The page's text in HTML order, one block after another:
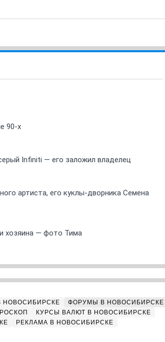
90-х
Infiniti — его заложил владелец
артиста, его куклы-дворника Семена
хозяина — фото Тима
НОВОСИБИРСКЕ
ФОРУМЫ В НОВОСИБИРСКЕ
КУРСЫ ВАЛЮТ В НОВОСИБИРСКЕ
РЕКЛАМА В НОВОСИБИРСКЕ